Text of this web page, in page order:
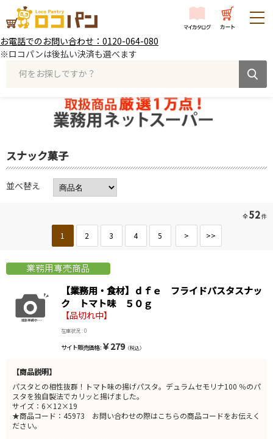
お電話でのお問い合わせ：0120-064-080
※ロコパンは後払い決済も選べます
何をお探しですか？
スナック菓子
並べ替え
全52件
1 2 3 4 5 > >>
【業務用・食材】ｄｆｅ フライドパスタスナッ
ク トマト味 ５０ｇ
【品切れ中】
在庫状況 : 0
サイト販売価格 : ￥279（税込）
【商品説明】
パスタとの相性抜群！トマト味の揚げパスタ。デュラムセモリナ100 ％のパ
スタを独自製法でカリッと揚げました。
サイズ：6×12×19
★商品コード：45973 お問い合わせの際はこちらの商品コードをお伝えく
ださい。